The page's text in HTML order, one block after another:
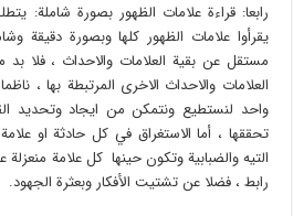
رابعا: قراءة علامات الظهور بصورة شاملة:
يقرأوا علامات الظهور كلها وبصورة دقيقة
مستقل عن بقية العلامات والاحداث ، فلا بد
العلامات والاحداث الاخرى المرتبطة بها ،
واحد لنستطيع ونتمكن من ايجاد وتحديد
تحققها ، أما الاستغراق في كل حادثة او
التيه والضبابية وتكون حينها كل علامة
رابط ، فضلا عن تشتيت الأفكار وبعثرة الجهود.